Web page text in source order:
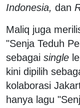
Indonesia, dan
Maliq juga
"Senja Teduh
sebagai single
kini dipilih
kolaborasi
hanya lagu